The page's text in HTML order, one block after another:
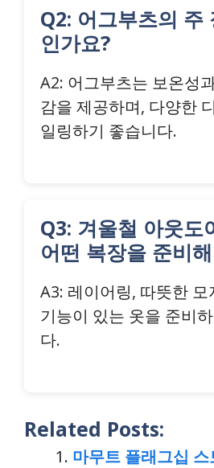
Q2: 어그부츠의 주
인가요?
A2: 어그부츠는 보온성
감을 제공하며, 다양한
일링하기 좋습니다.
Q3: 겨울철 아웃도
어떤 복장을 준비
A3: 레이어링, 따뜻한
기능이 있는 옷을 준비
다.
Related Posts:
마무트 플래그십